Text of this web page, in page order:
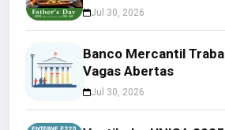
Jul 30, 2026
Banco Mercantil
Vagas Abertas
Jul 30, 2026